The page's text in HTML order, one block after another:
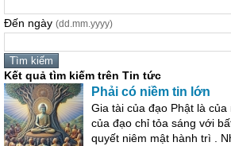
Đến ngày (dd.mm.yyyy)
Kết quả tìm kiếm trên Tin tức
Phải có niềm tin lớn
Gia tài của đạo Phật là
của đạo chỉ tỏa sáng với
quyết niêm mật hành trì .